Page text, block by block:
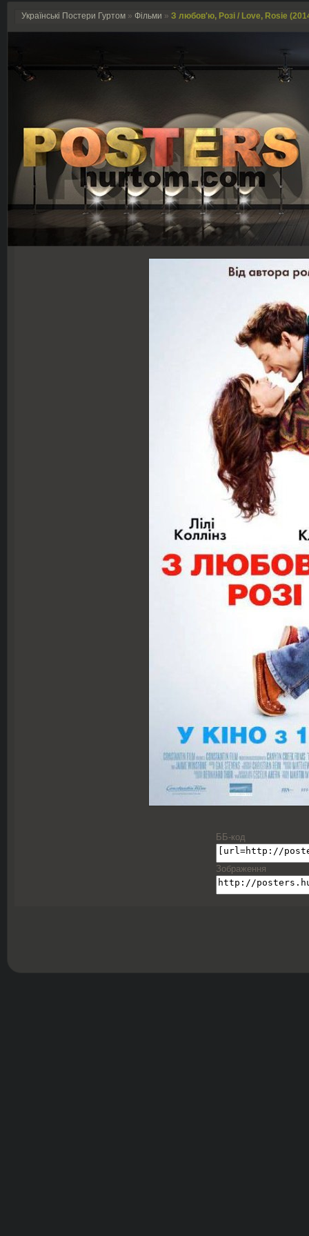
Українські Постери Гуртом » Фільми » З любов'ю, Розі / Love, Rosie
ББ-код
Зображення